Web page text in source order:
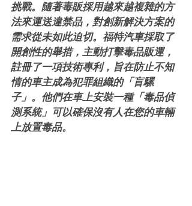
挑戰。隨著毒販採用越來越複雜的方
法來運送違禁品，對創新解決方案的
需求從未如此迫切。福特汽車採取了
開創性的舉措，主動打擊毒品販運，
註冊了一項技術專利，旨在防止不知
情的車主成為犯罪組織的「盲騾
子」。他們在車上安裝一種「毒品偵
測系統」可以確保沒有人在您的車輛
上放置毒品。